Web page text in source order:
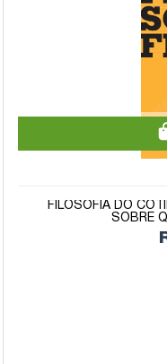
FILOSOFIA DO
SOBRE